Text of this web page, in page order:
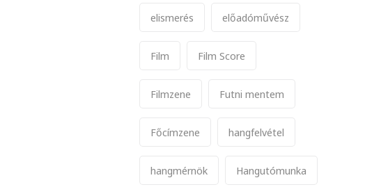
elismerés előadóművész
Film Film Score
Filmzene Futni mentem
Főcímzene hangfelvétel
hangmérnök Hangutómunka